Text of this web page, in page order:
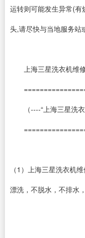
运转则可能发生异常(
头,请尽快与当地服务站
上海三星洗衣机维
（----“上海三星洗衣
（1）上海三星洗衣机
漂洗，不脱水，不排水